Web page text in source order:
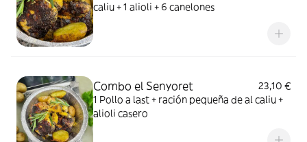
caliu + 1 alioli + 6 canelones
Combo el Senyoret
23,10 €
1 Pollo a last + ración pequeña de al caliu +
alioli casero